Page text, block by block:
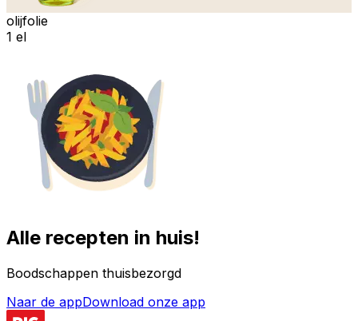
olijfolie
1 el
Alle recepten in huis!
Boodschappen thuisbezorgd
Naar de appDownload onze app